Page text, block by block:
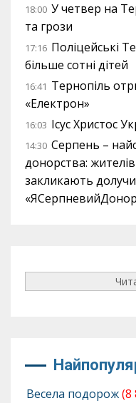
18:00 У четвер на
та грози
17:16 Поліцейські
більше сотні дітей
16:41 Тернопіль
«Електрон»
16:03 Ісус Христос
14:30 Серпень –
донорства:
закликають
Весела подорож(8